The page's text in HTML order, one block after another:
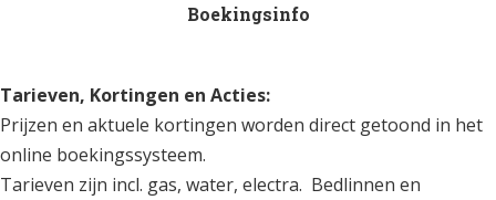
Boekingsinfo
Tarieven, Kortingen en Acties:
Prijzen en aktuele kortingen worden direct getoond in het
online boekingssysteem.
Tarieven zijn incl. gas, water, electra. Bedlinnen en